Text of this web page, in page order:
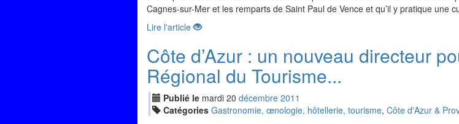
Cagnes-sur-Mer et les remparts de Saint Paul de Vence et qu’il y pratique une
Lire l'article
Côte d’Azur : un nouveau directeur
Régional du Tourisme...
Publié le mardi 20 décembre 2011
Catégories Gastronomie, œnologie, hôtellerie, tourisme, Côte d'Azur &